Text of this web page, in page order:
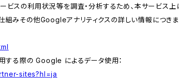
ービスの利用状況等を調査・分析するため、本サービ
みその他Googleアナリティクスの詳しい情報につきま
する際の Google によるデータ使用：
sites?hl=ja